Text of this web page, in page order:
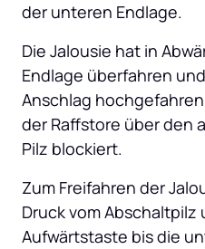
der unteren Endlage.
Die Jalousie hat in
Endlage überfahren
Anschlag
der Raffstore über den
Pilz blockiert.
Zum Freifahren der
Druck vom Abschaltpilz
Aufwärtstaste bis die